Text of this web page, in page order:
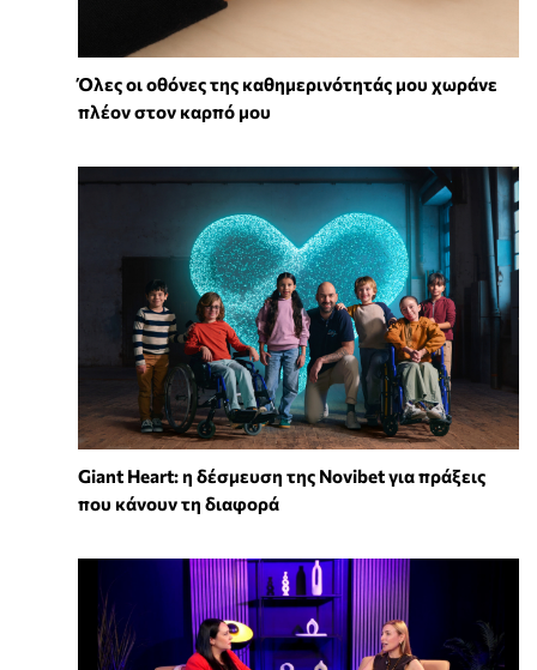
Όλες οι οθόνες της καθημερινότητάς μου χωράνε
πλέον στον καρπό μου
Giant Heart: η δέσμευση της Novibet για πράξεις
που κάνουν τη διαφορά